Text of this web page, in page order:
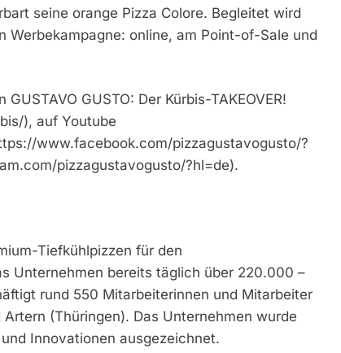
seine orange Pizza Colore. Begleitet wird
online, am Point-of-Sale und
GUSTO: Der Kürbis-TAKEOVER!
), auf Youtube
www.facebook.com/pizzagustavogusto/?
pizzagustavogusto/?hl=de).
Tiefkühlpizzen für den
Unternehmen bereits täglich über 220.000 –
rund 550 Mitarbeiterinnen und Mitarbeiter
(Thüringen). Das Unternehmen wurde
Innovationen ausgezeichnet.